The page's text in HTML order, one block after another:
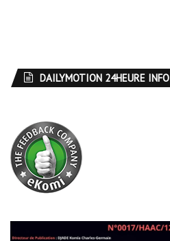
DAILYMOTION 24HEURE INFO